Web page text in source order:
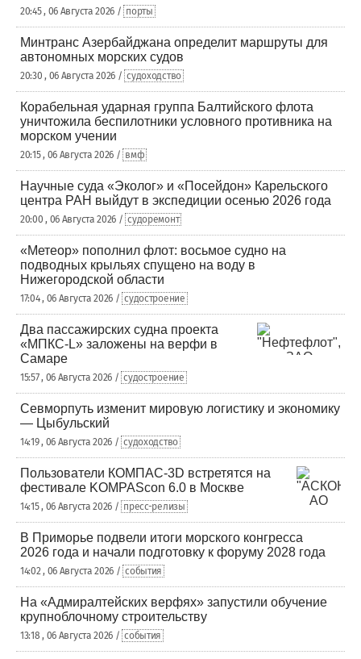
20:45 , 06 Августа 2026 / порты
Минтранс Азербайджана определит маршруты для
автономных морских судов
20:30 , 06 Августа 2026 / судоходство
Корабельная ударная группа Балтийского флота
уничтожила беспилотники условного противника на
морском учении
20:15 , 06 Августа 2026 / вмф
Научные суда «Эколог» и «Посейдон» Карельского
центра РАН выйдут в экспедиции осенью 2026 года
20:00 , 06 Августа 2026 / судоремонт
«Метеор» пополнил флот: восьмое судно на
подводных крыльях спущено на воду в
Нижегородской области
17:04 , 06 Августа 2026 / судостроение
Два пассажирских судна проекта
«МПКС-L» заложены на верфи в
Самаре
15:57 , 06 Августа 2026 / судостроение
Севморпуть изменит мировую логистику и экономику
— Цыбульский
14:19 , 06 Августа 2026 / судоходство
Пользователи КОМПАС-3D встретятся на
фестивале KOMPAScon 6.0 в Москве
14:15 , 06 Августа 2026 / пресс-релизы
В Приморье подвели итоги морского конгресса
2026 года и начали подготовку к форуму 2028 года
14:02 , 06 Августа 2026 / события
На «Адмиралтейских верфях» запустили обучение
крупноблочному строительству
13:18 , 06 Августа 2026 / события